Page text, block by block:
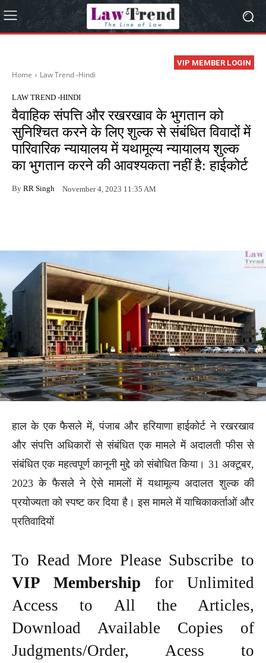
VIP MEMBER LOGIN
Home Law Trend -Hindi
LAW TREND -HINDI
वैवाहिक संपत्ति और रखरखाव के भुगतान को
सुनिश्चित करने के लिए शुल्क से संबंधित विवादों में
पारिवारिक न्यायालय में यथामूल्य न्यायालय शुल्क
का भुगतान करने की आवश्यकता नहीं है: हाईकोर्ट
By RR Singh November 4, 2023 11:35 AM
हाल के एक फैसले में, पंजाब और हरियाणा हाईकोर्ट ने रखरखाव
और संपत्ति अधिकारों से संबंधित एक मामले में अदालती फीस से
संबंधित एक महत्वपूर्ण कानूनी मुद्दे को संबोधित किया। 31 अक्टूबर,
2023 के फैसले ने ऐसे मामलों में यथामूल्य अदालत शुल्क की
प्रयोज्यता को स्पष्ट कर दिया है। इस मामले में याचिकाकर्ताओं और
प्रतिवादियों
To Read More Please Subscribe to
VIP Membership for Unlimited
Access to All the Articles,
Download Available Copies of
Judgments/Order, Acess to